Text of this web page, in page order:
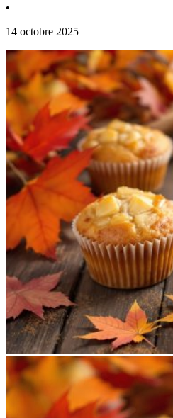
•
14 octobre 2025